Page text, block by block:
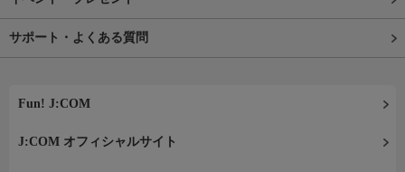
サポート・よくある質問
Fun! J:COM
J:COM オフィシャルサイト